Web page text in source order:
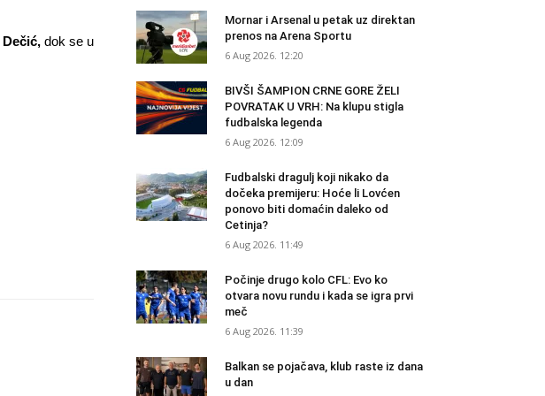
Dečić, dok se u
Mornar i Arsenal u petak uz direktan
prenos na Arena Sportu
6 Aug 2026. 12:20
BIVŠI ŠAMPION CRNE GORE ŽELI
POVRATAK U VRH: Na klupu stigla
fudbalska legenda
6 Aug 2026. 12:09
Fudbalski dragulj koji nikako da
dočeka premijeru: Hoće li Lovćen
ponovo biti domaćin daleko od
Cetinja?
6 Aug 2026. 11:49
Počinje drugo kolo CFL: Evo ko
otvara novu rundu i kada se igra prvi
meč
6 Aug 2026. 11:39
Balkan se pojačava, klub raste iz dana
u dan